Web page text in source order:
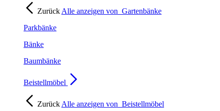
Zurück Alle anzeigen von Gartenbänke
Parkbänke
Bänke
Baumbänke
Beistellmöbel
Zurück Alle anzeigen von Beistellmöbel